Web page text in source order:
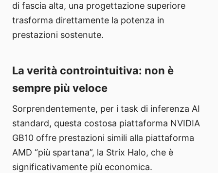
di fascia alta, una progettazione superiore
trasforma direttamente la potenza in
prestazioni sostenute.
La verità controintuitiva: non è
sempre più veloce
Sorprendentemente, per i task di inferenza AI
standard, questa costosa piattaforma NVIDIA
GB10 offre prestazioni simili alla piattaforma
AMD “più spartana”, la Strix Halo, che è
significativamente più economica.